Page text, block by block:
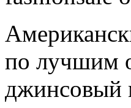
по лучшим
джинсовый